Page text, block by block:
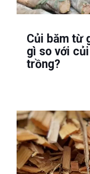
Củi băm từ
gì so với
trồng?